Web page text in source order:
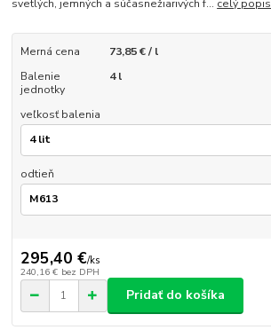
svetlých, jemných a súčasnežiarivých f... celý popis
Merná cena
73,85 € / l
Balenie
jednotky
4 l
veľkosť balenia
odtieň
295,40 €/ks
240,16 € bez DPH
Pridať do košíka